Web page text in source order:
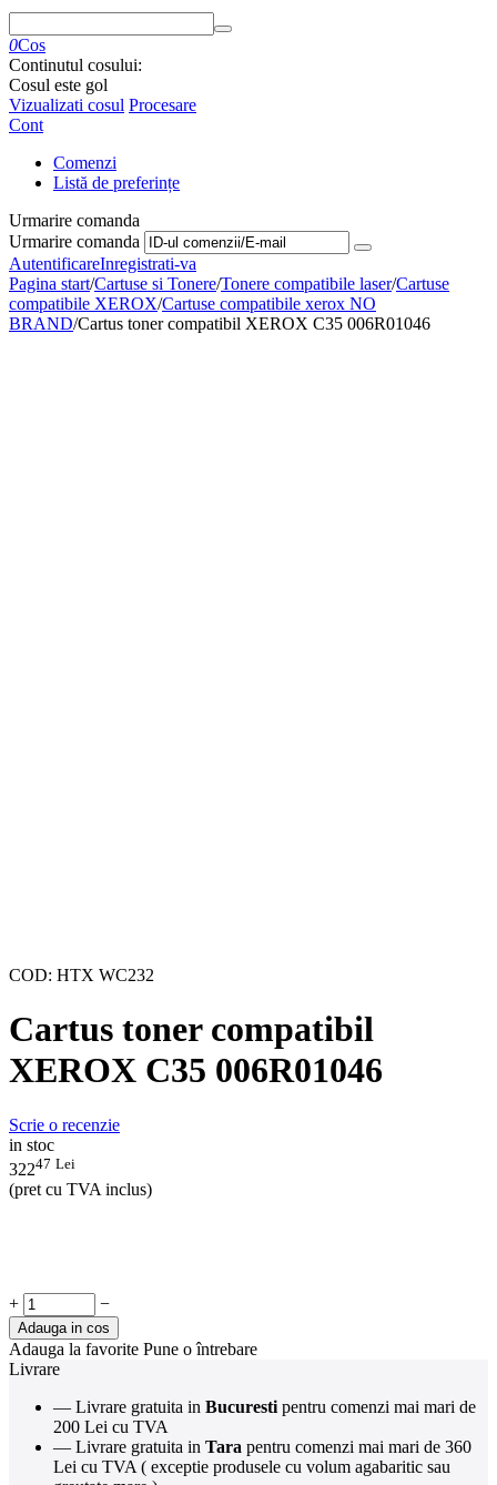
0Cos
Continutul cosului:
Cosul este gol
Vizualizati cosul Procesare
Cont
Comenzi
Listă de preferințe
Urmarire comanda
Urmarire comanda
AutentificareInregistrati-va
Pagina start/Cartuse si Tonere/Tonere compatibile laser/Cartuse
compatibile XEROX/Cartuse compatibile xerox NO
BRAND/Cartus toner compatibil XEROX C35 006R01046
COD: HTX WC232
Cartus toner compatibil
XEROX C35 006R01046
Scrie o recenzie
in stoc
32247 Lei
(pret cu TVA inclus)
+ −
Adauga in cos
Adauga la favorite Pune o întrebare
Livrare
— Livrare gratuita in Bucuresti pentru comenzi mai mari de
200 Lei cu TVA
— Livrare gratuita in Tara pentru comenzi mai mari de 360
Lei cu TVA ( exceptie produsele cu volum agabaritic sau